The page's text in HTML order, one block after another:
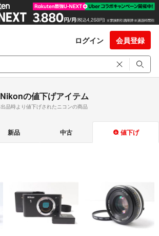
ログイン 会員登録
Nikonの値下げアイテム
出品時より値下げされたニコンの商品
新品 中古 値下げ